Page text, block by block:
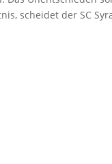
scheidet der SC